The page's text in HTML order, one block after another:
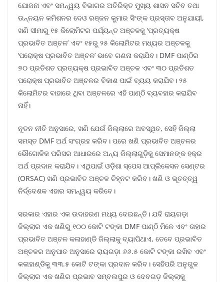
ଯୋଜନା ଏବଂ ସମନ୍ୱୟ ବିଭାଗର ଅତିରିକ୍ତ ମୁଖ୍ୟ ଶାସନ ସଚିବ ତଥା
ଉନ୍ନୟନ କମିଶନର ଦେଓ ରଞ୍ଜନ କୁମାର ସିଂଙ୍କ ପ୍ରସ୍ତାବ ଅନୁଯାୟୀ,
ଖଣି ସୀମାରୁ ୧୫ କିଲୋମିଟର ପର୍ଯ୍ୟନ୍ତ ଅଞ୍ଚଳକୁ ‘ପ୍ରତ୍ୟକ୍ଷ
ପ୍ରଭାବିତ ଅଞ୍ଚଳ’ ଏବଂ ୧୫ରୁ ୨୫ କିଲୋମିଟର ମଧ୍ୟର ଅଞ୍ଚଳକୁ
‘ପରୋକ୍ଷ ପ୍ରଭାବିତ ଅଞ୍ଚଳ’ ଭାବେ ଗଣନା କରାଯିବ। DMF ପାଣ୍ଠିର
୭୦ ପ୍ରତିଶତ ପ୍ରତ୍ୟକ୍ଷ ପ୍ରଭାବିତ ଅଞ୍ଚଳ ଏବଂ ୩୦ ପ୍ରତିଶତ
ପରୋକ୍ଷ ପ୍ରଭାବିତ ଅଞ୍ଚଳର ବିକାଶ ପାଇଁ ବ୍ୟୟ କରାଯିବ। ୨୫
କିଲୋମିଟର ବାହାରେ ଥିବା ଅଞ୍ଚଳରେ ଏହି ପାଣ୍ଠି ବ୍ୟବହାର କରାଯିବ
ନାହିଁ।
ନୂତନ ନୀତି ଅନୁସାରେ, ଖଣି ଯେଉଁ ଜିଲ୍ଲାରେ ଅବସ୍ଥିତ, ସେହି ଜିଲ୍ଲା
ସମସ୍ତ DMF ଅର୍ଥ ସଂଗ୍ରହ କରିବ। ପରେ ଖଣି ପ୍ରଭାବିତ ଅଞ୍ଚଳର
ଭୌଗୋଳିକ ପରିସର ଆଧାରରେ ଅନ୍ୟ ଜିଲ୍ଲାଗୁଡ଼ିକୁ ସେମାନଙ୍କ ହକ୍‌ର
ଅର୍ଥ ପ୍ରଦାନ କରାଯିବ। ଏଥିପାଇଁ ଓଡ଼ିଶା ସ୍ପେସ ଆପ୍ଲିକେସନ ସେଣ୍ଟର
(ORSAC) ଖଣି ପ୍ରଭାବିତ ଅଞ୍ଚଳ ଚିହ୍ନଟ କରିବ। ଖଣି ଓ ଭୂତତ୍ତ୍ୱ
ନିର୍ଦ୍ଦେଶକ ଏହାର ସମନ୍ୱୟ କରିବେ।
ସରକାର ଏହାର ଏକ ଉଦାହରଣ ମଧ୍ୟ ଦେଇଛନ୍ତି। ଯଦି ରାୟଗଡ଼ା
ଜିଲ୍ଲାର ଏକ ଖଣିରୁ ୧୦୦ କୋଟି ଟଙ୍କା DMF ପାଣ୍ଠି ମିଳେ ଏବଂ ତାହାର
ପ୍ରଭାବିତ ଅଞ୍ଚଳ କଳାହାଣ୍ଡି ଜିଲ୍ଲାକୁ ବ୍ୟାପିଥାଏ, ତେବେ ପ୍ରଭାବିତ
ଅଞ୍ଚଳର ଅନୁପାତ ଅନୁସାରେ ରାୟଗଡ଼ା ୬୬.୫ କୋଟି ଟଙ୍କା ରଖିବ ଏବଂ
କଳାହାଣ୍ଡିକୁ ୩୩.୫ କୋଟି ଟଙ୍କା ପ୍ରଦାନ କରିବ। ସେହିପରି ଅନୁଗୁଳ
ଜିଲ୍ଲାର ଏକ ଖଣିର ପ୍ରଭାବ ସମ୍ବଲପୁର ଓ ଦେବଗଡ଼ ଜିଲ୍ଲାକୁ